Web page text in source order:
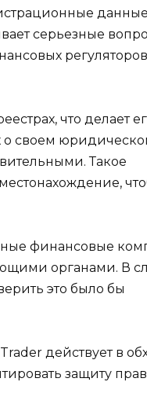
серьезные
что делает
о своем
Такое
финансовые
органами. В
это было бы
действует в
защиту прав